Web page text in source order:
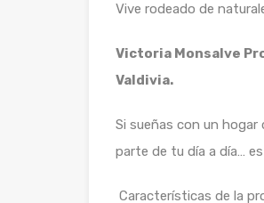
Vive rodeado de
Victoria Monsalve
Valdivia.
Si sueñas con un
parte de tu día a día…
Características de la